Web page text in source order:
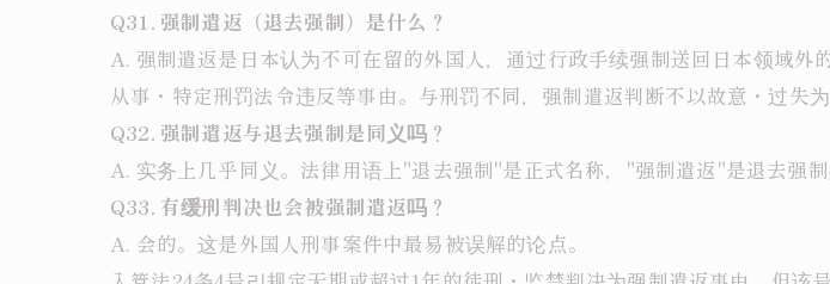
Q31. 强制遣返（退去强制）是什么？
A. 强制遣返是日本认为不可在留的外国人，通过行政手续强制送回日本领域
从事・特定刑罚法令违反等事由。与刑罚不同，强制遣返判断不以故意・过失
Q32. 强制遣返与退去强制是同义吗？
A. 实务上几乎同义。法律用语上"退去强制"是正式名称，"强制遣返"是退去强
Q33. 有缓刑判决也会被强制遣返吗？
A. 会的。这是外国人刑事案件中最易被误解的论点。